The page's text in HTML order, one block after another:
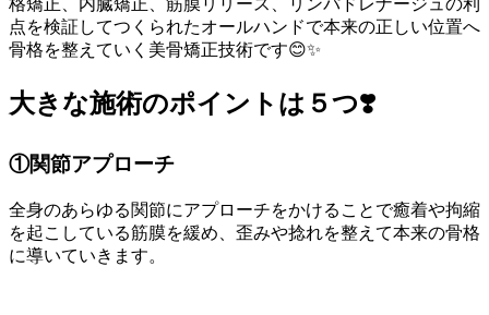
格矯正、内臓矯正、筋膜リリース、リンパドレナージュの利
点を検証してつくられたオールハンドで本来の正しい位置へ
骨格を整えていく美骨矯正技術です😊✨
大きな施術のポイントは５つ❣️
①関節アプローチ
全身のあらゆる関節にアプローチをかけることで癒着や拘縮
を起こしている筋膜を緩め、歪みや捻れを整えて本来の骨格
に導いていきます。